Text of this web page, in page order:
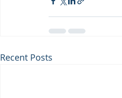
Recent Posts